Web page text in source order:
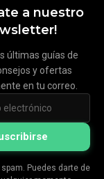
a nuestro
últimas guías de
y ofertas
en tu correo.
Puedes darte de